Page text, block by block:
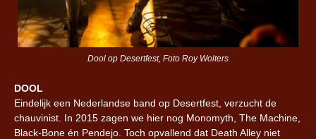
Dool op Desertfest, Foto Roy Wolters
DOOL
Eindelijk een Nederlandse band op Desertfest, verzucht de
chauvinist. In 2015 zagen we hier nog Monomyth, The Machine,
Black-Bone én Pendejo. Toch opvallend dat Death Alley niet